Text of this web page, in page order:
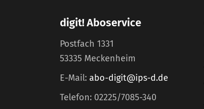
digit! Aboservice
Postfach 1331
53335 Meckenheim
E-Mail: abo-digit@ips-d.de
Telefon: 02225/7085-340